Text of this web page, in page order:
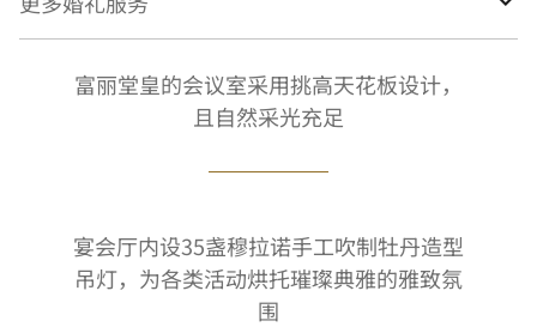
富丽堂皇的会议室采用挑高天花板设计，
且自然采光充足
宴会厅内设35盏穆拉诺手工吹制牡丹造型
吊灯，为各类活动烘托璀璨典雅的雅致氛
围